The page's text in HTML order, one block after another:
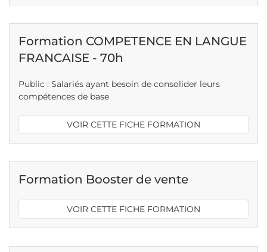
Formation COMPETENCE EN LANGUE
FRANCAISE - 70h
Public : Salariés ayant besoin de consolider leurs
compétences de base
VOIR CETTE FICHE FORMATION
Formation Booster de vente
VOIR CETTE FICHE FORMATION